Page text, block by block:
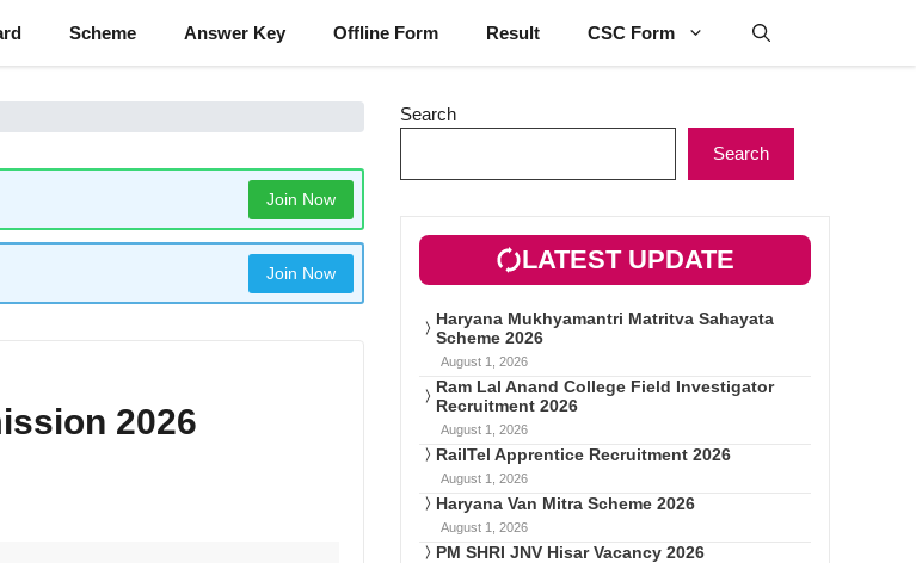
Scheme Answer Key Offline Form Result CSC Form
Join Now
Join Now
2026
Search
Search
LATEST UPDATE
Haryana Mukhyamantri Matritva Sahayata
Scheme 2026
August 1, 2026
Ram Lal Anand College Field Investigator
Recruitment 2026
August 1, 2026
RailTel Apprentice Recruitment 2026
August 1, 2026
Haryana Van Mitra Scheme 2026
August 1, 2026
PM SHRI JNV Hisar Vacancy 2026